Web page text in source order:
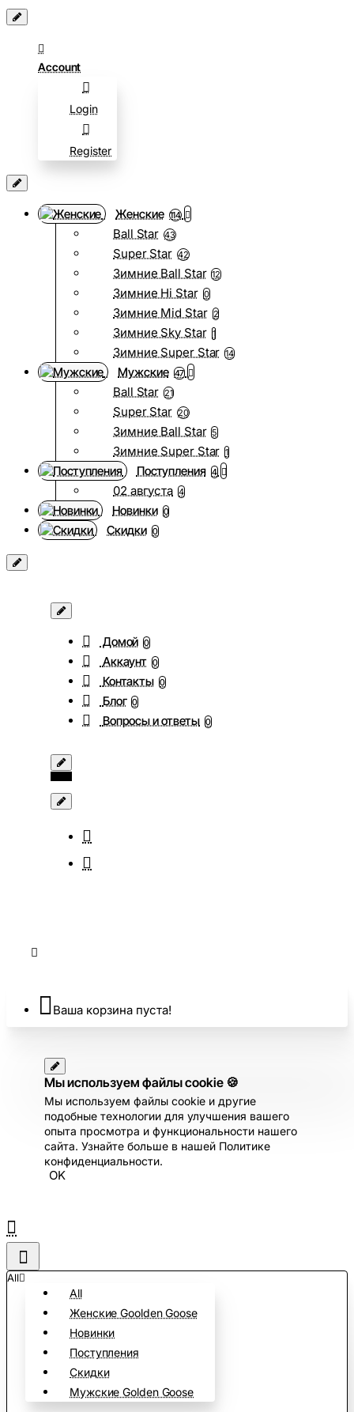
Account
Login
Register
Женские 114
Ball Star 43
Super Star 42
Зимние Ball Star 12
Зимние Hi Star 0
Зимние Mid Star 2
Зимние Sky Star 1
Зимние Super Star 14
Мужские 47
Ball Star 21
Super Star 20
Зимние Ball Star 5
Зимние Super Star 1
Поступления 4
02 августа 4
Новинки 0
Скидки 0
Домой 0
Аккаунт 0
Контакты 0
Блог 0
Вопросы и ответы 0
Ваша корзина пуста!
Мы используем файлы cookie 🍪
Мы используем файлы cookie и другие
подобные технологии для улучшения вашего
опыта просмотра и функциональности нашего
сайта. Узнайте больше в нашей Политике
конфиденциальности.
OK
All
All
Женские Goolden Goose
Новинки
Поступления
Скидки
Мужские Golden Goose